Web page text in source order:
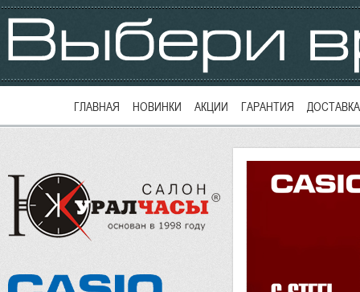
ГЛАВНАЯ НОВИНКИ АКЦИИ ГАРАНТИЯ ДОСТАВКА